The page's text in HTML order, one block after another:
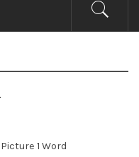
Picture 1 Word